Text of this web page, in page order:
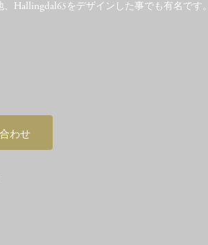
、Hallingdal65をデザインした事でも有名です。
わせ